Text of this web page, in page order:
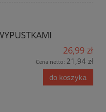
26,99 zł
Cena netto: 21,94 zł
do koszyka